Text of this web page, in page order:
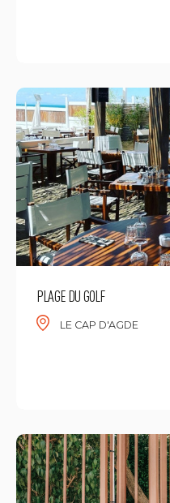
PLAGE DU GOLF
LE CAP D'AGDE